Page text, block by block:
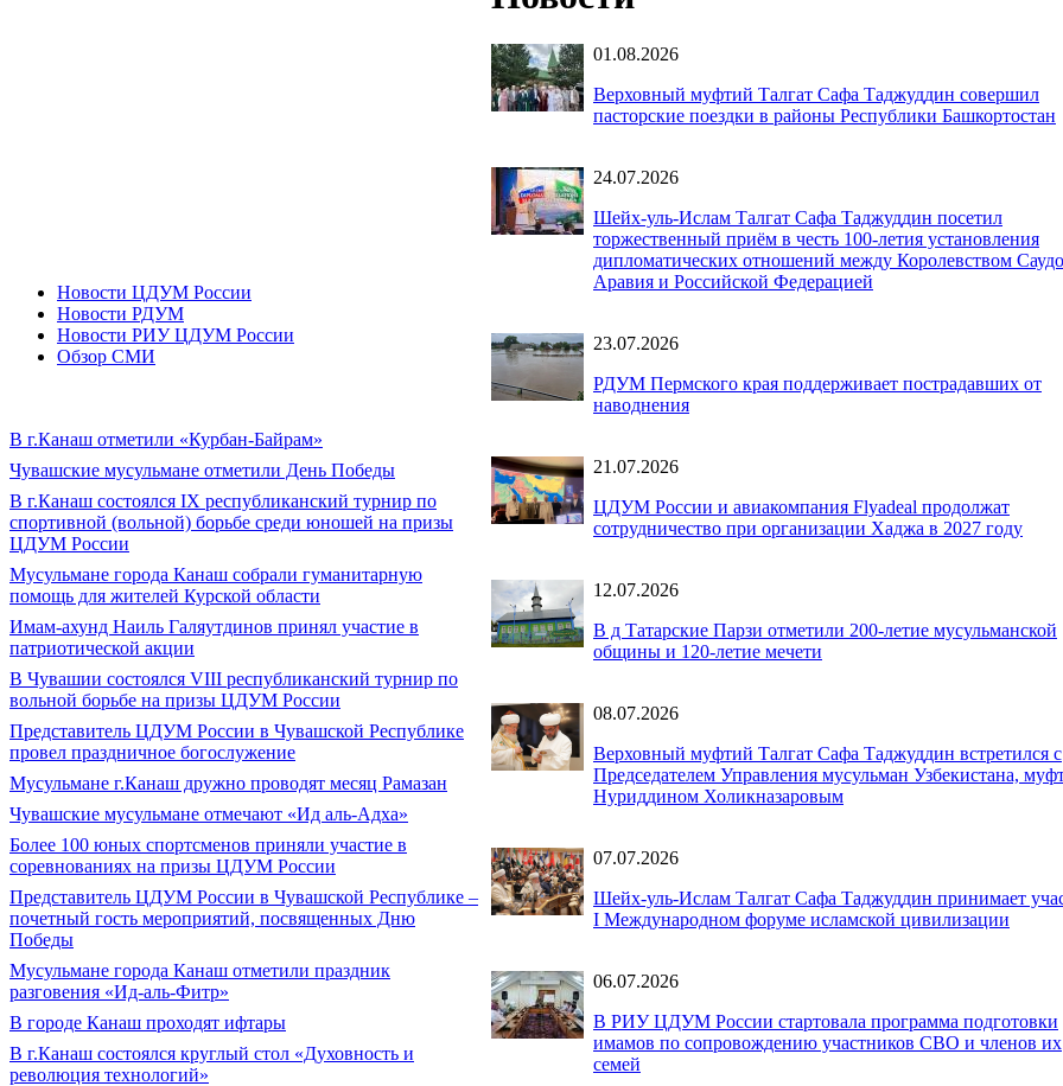
Новости ЦДУМ России
Новости РДУМ
Новости РИУ ЦДУМ России
Обзор СМИ
В г.Канаш отметили «Курбан-Байрам»
Чувашские мусульмане отметили День Победы
В г.Канаш состоялся IX республиканский турнир по
спортивной (вольной) борьбе среди юношей на призы
ЦДУМ России
Мусульмане города Канаш собрали гуманитарную
помощь для жителей Курской области
Имам-ахунд Наиль Галяутдинов принял участие в
патриотической акции
В Чувашии состоялся VIII республиканский турнир по
вольной борьбе на призы ЦДУМ России
Представитель ЦДУМ России в Чувашской Республике
провел праздничное богослужение
Мусульмане г.Канаш дружно проводят месяц Рамазан
Чувашские мусульмане отмечают «Ид аль-Адха»
Более 100 юных спортсменов приняли участие в
соревнованиях на призы ЦДУМ России
Представитель ЦДУМ России в Чувашской Республике –
почетный гость мероприятий, посвященных Дню
Победы
Мусульмане города Канаш отметили праздник
разговения «Ид-аль-Фитр»
В городе Канаш проходят ифтары
В г.Канаш состоялся круглый стол «Духовность и
революция технологий»
01.08.2026
Верховный муфтий Талгат Сафа Таджуддин совершил
пасторские поездки в районы Республики Башкортостан
24.07.2026
Шейх-уль-Ислам Талгат Сафа Таджуддин посетил
торжественный приём в честь 100-летия установления
дипломатических отношений между Королевством
Аравия и Российской Федерацией
23.07.2026
РДУМ Пермского края поддерживает пострадавших от
наводнения
21.07.2026
ЦДУМ России и авиакомпания Flyadeal продолжат
сотрудничество при организации Хаджа в 2027 году
12.07.2026
В д Татарские Парзи отметили 200-летие мусульманской
общины и 120-летие мечети
08.07.2026
Верховный муфтий Талгат Сафа Таджуддин встретился с
Председателем Управления мусульман Узбекистана,
Нуриддином Холикназаровым
07.07.2026
Шейх-уль-Ислам Талгат Сафа Таджуддин принимает
I Международном форуме исламской цивилизации
06.07.2026
В РИУ ЦДУМ России стартовала программа подготовки
имамов по сопровождению участников СВО и членов их
семей